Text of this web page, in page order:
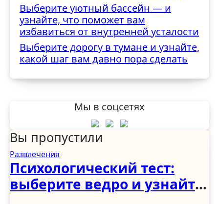
Выберите уютный бассейн — и
узнайте, что поможет вам
избавиться от внутренней усталости
Выберите дорогу в тумане и узнайте,
какой шаг вам давно пора сделать
Мы в соцсетях
Вы пропустили
Развлечения
Психологический тест:
выберите ведро и узнайте,